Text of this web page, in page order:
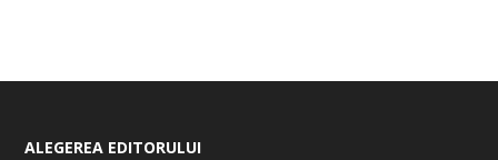
ALEGEREA EDITORULUI